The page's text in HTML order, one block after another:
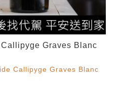
Graves Blanc
Callipyge Graves Blanc